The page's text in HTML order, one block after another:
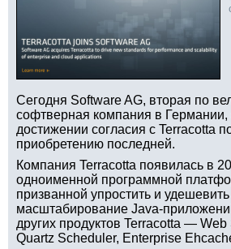
Сегодня Software AG, вторая по
софтверная компания в Германии,
достижении согласия с Terracotta
приобретению последней.
Компания Terracotta появилась в
одноименной программной
призванной упростить и удешевить
масштабирование Java-
других продуктов Terracotta —
Quartz Scheduler, Enterprise